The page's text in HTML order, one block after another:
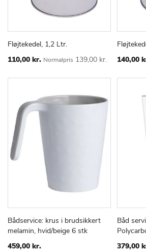
Læg i kurv
TIL
LISTE
SAMMENLIGN
Fløjtekedel, 1,2 Ltr.
Special
110,00 kr. Normalpris 139,00 kr.
Læg
Special
140,00
Læg i kurv
TILFØJ
TIL
SAMMENLIGN
Bådservice: krus i brudsikkert
melamin, hvid/beige 6 stk
459,00 kr.
Læg
Båd
379,00